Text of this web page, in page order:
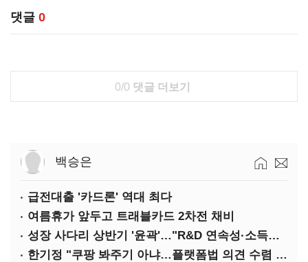
댓글 0
0/0 댓글 더보기
백승은
급전대출 '카드론' 역대 최다
여름휴가 앞두고 트래블카드 2차전 채비
성장 사다리 상반기 '윤곽'…"R&D 연속성·소득세 감면 확장해야"
한기정 "쿠팡 봐주기 아냐…플랫폼법 의견 수렴 중"